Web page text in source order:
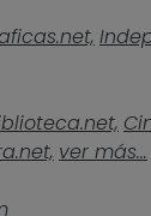
ver más...